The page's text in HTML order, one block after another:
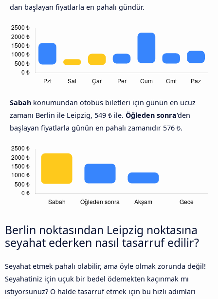
dan başlayan fiyatlarla en pahalı gündür.
Sabah konumundan otobüs biletleri için günün en ucuz
zamanı Berlin ile Leipzig, 549 ₺ ile. Öğleden sonra'den
başlayan fiyatlarla günün en pahalı zamanıdır 576 ₺.
Berlin noktasından Leipzig noktasına
seyahat ederken nasıl tasarruf edilir?
Seyahat etmek pahalı olabilir, ama öyle olmak zorunda değil!
Seyahatiniz için uçuk bir bedel ödemekten kaçınmak mı
istiyorsunuz? O halde tasarruf etmek için bu hızlı adımları